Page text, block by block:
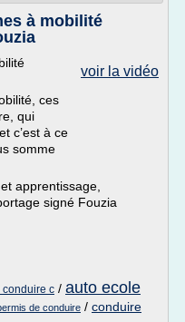
à mobilité
voir la vidéo
ces
qui
c’est à ce
somme
apprentissage,
signé Fouzia
conduire c / auto ecole
de conduire / conduire